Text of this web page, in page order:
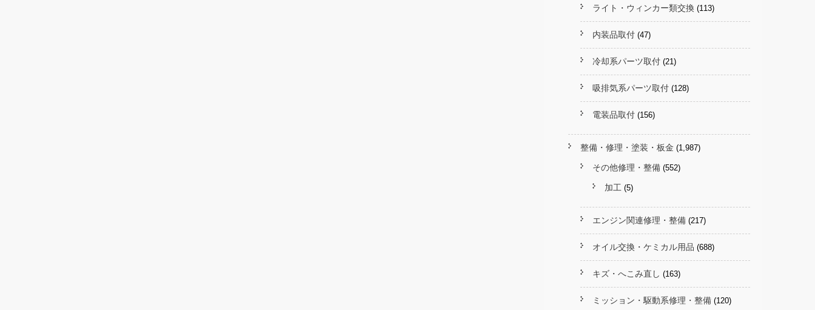
ライト・ウィンカー類交換 (113)
内装品取付 (47)
冷却系パーツ取付 (21)
吸排気系パーツ取付 (128)
電装品取付 (156)
整備・修理・塗装・板金 (1,987)
その他修理・整備 (552)
加工 (5)
エンジン関連修理・整備 (217)
オイル交換・ケミカル用品 (688)
キズ・へこみ直し (163)
ミッション・駆動系修理・整備 (120)